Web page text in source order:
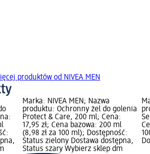
produktów od NIVEA MEN
Marka: NIVEA MEN; Nazwa
produktu: Ochronny żel do golenia
Protect & Care, 200 ml; Cena:
17,95 zł; Cena bazowa: 200 ml
(8,98 zł za 100 ml); Dostępność:
Status zielony Dostawa dostępna,
Status szary Wybierz sklep dm